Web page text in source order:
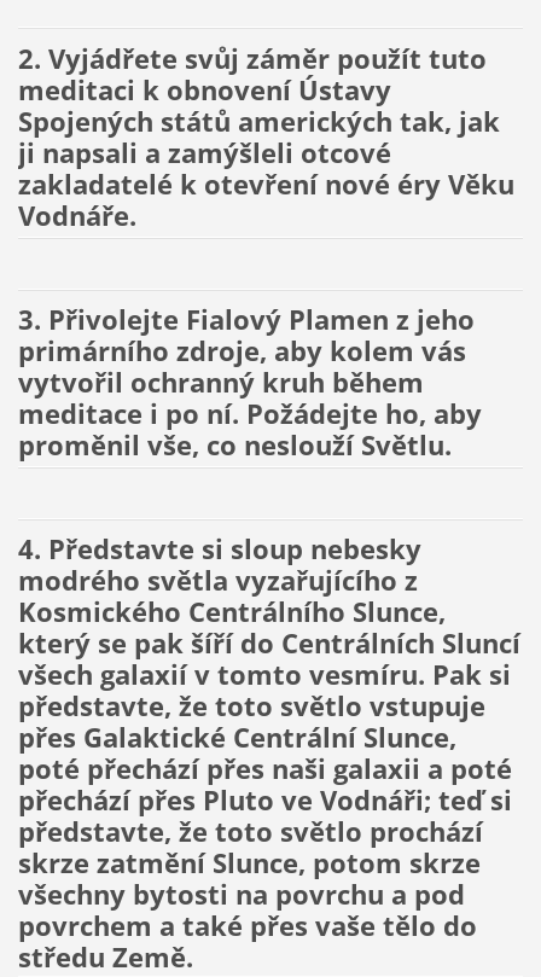
2. Vyjádřete svůj záměr použít tuto
meditaci k obnovení Ústavy
Spojených států amerických tak, jak
ji napsali a zamýšleli otcové
zakladatelé k otevření nové éry Věku
Vodnáře.
3. Přivolejte Fialový Plamen z jeho
primárního zdroje, aby kolem vás
vytvořil ochranný kruh během
meditace i po ní. Požádejte ho, aby
proměnil vše, co neslouží Světlu.
4. Představte si sloup nebesky
modrého světla vyzařujícího z
Kosmického Centrálního Slunce,
který se pak šíří do Centrálních Sluncí
všech galaxií v tomto vesmíru. Pak si
představte, že toto světlo vstupuje
přes Galaktické Centrální Slunce,
poté přechází přes naši galaxii a poté
přechází přes Pluto ve Vodnáři; teď si
představte, že toto světlo prochází
skrze zatmění Slunce, potom skrze
všechny bytosti na povrchu a pod
povrchem a také přes vaše tělo do
středu Země.